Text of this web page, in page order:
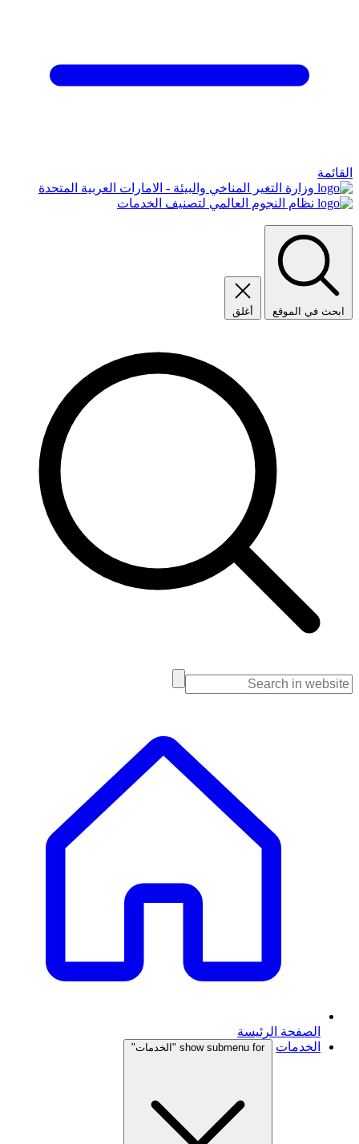
القائمة
وزارة التغير المناخي والبيئة - الامارات العربية المتحدة
نظام النجوم العالمي لتصنيف الخدمات
ابحث في الموقع أغلق
الصفحة الرئيسة
الخدمات
show submenu for "الخدمات"